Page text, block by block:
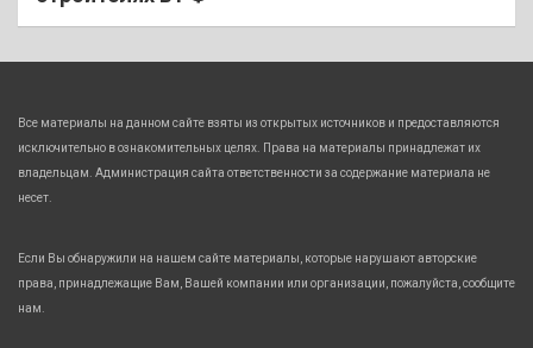
Все материалы на данном сайте взяты из открытых источников и предоставляются
исключительно в ознакомительных целях. Права на материалы принадлежат их
владельцам. Администрация сайта ответственности за содержание материала не
несет.
Если Вы обнаружили на нашем сайте материалы, которые нарушают авторские
права, принадлежащие Вам, Вашей компании или организации, пожалуйста, сообщите
нам.